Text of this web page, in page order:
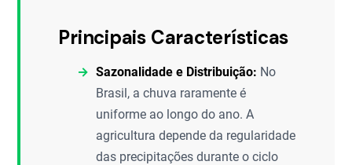
Principais Características
Sazonalidade e Distribuição: No
Brasil, a chuva raramente é
uniforme ao longo do ano. A
agricultura depende da regularidade
das precipitações durante o ciclo